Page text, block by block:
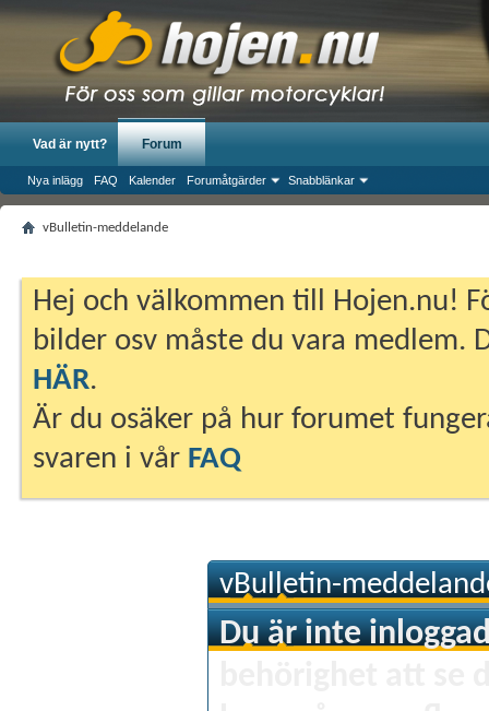
Vad är nytt? Forum
Nya inlägg FAQ Kalender Forumåtgärder Snabblänkar
vBulletin-meddelande
Hej och välkommen till Hojen.nu!
bilder osv måste du vara medlem.
HÄR.
Är du osäker på hur forumet
svaren i vår FAQ
vBulletin-
Du är inte